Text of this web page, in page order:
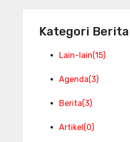
Kategori Berita
Lain-lain(15)
Agenda(3)
Berita(3)
Artikel(0)